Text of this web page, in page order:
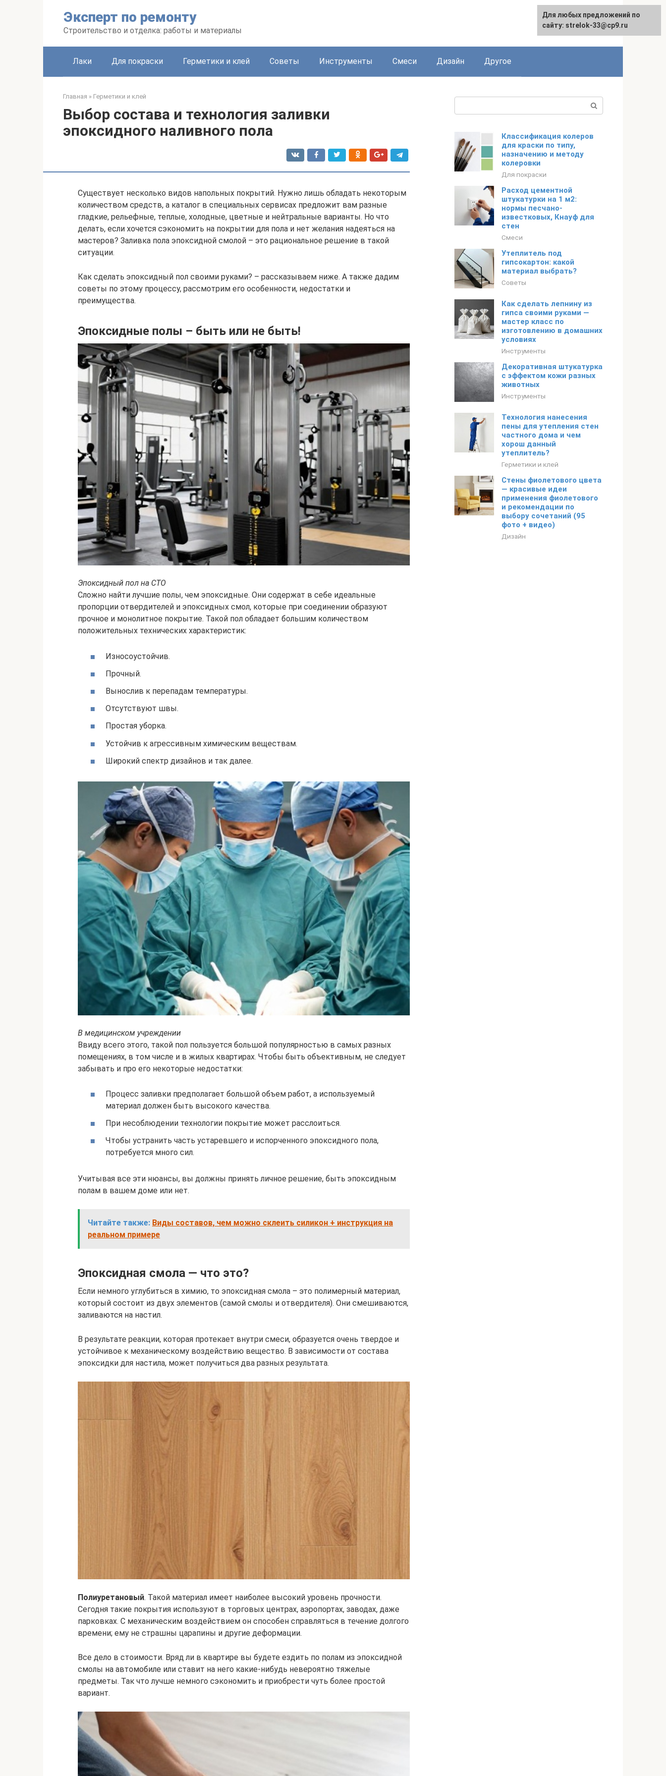
Эксперт по ремонту
Строительство и отделка: работы и материалы
Лаки Для покраски Герметики и клей Советы Инструменты Смеси Дизайн Другое
Главная » Герметики и клей
Выбор состава и технология заливки
эпоксидного наливного пола
Существует несколько видов напольных покрытий. Нужно лишь обладать некоторым
количеством средств, а каталог в специальных сервисах предложит вам разные
гладкие, рельефные, теплые, холодные, цветные и нейтральные варианты. Но что
делать, если хочется сэкономить на покрытии для пола и нет желания надеяться на
мастеров? Заливка пола эпоксидной смолой – это рациональное решение в такой
ситуации.
Как сделать эпоксидный пол своими руками? – рассказываем ниже. А также дадим
советы по этому процессу, рассмотрим его особенности, недостатки и
преимущества.
Эпоксидные полы – быть или не быть!
Эпоксидный пол на СТО
Сложно найти лучшие полы, чем эпоксидные. Они содержат в себе идеальные
пропорции отвердителей и эпоксидных смол, которые при соединении образуют
прочное и монолитное покрытие. Такой пол обладает большим количеством
положительных технических характеристик:
Износоустойчив.
Прочный.
Вынослив к перепадам температуры.
Отсутствуют швы.
Простая уборка.
Устойчив к агрессивным химическим веществам.
Широкий спектр дизайнов и так далее.
В медицинском учреждении
Ввиду всего этого, такой пол пользуется большой популярностью в самых разных
помещениях, в том числе и в жилых квартирах. Чтобы быть объективным, не следует
забывать и про его некоторые недостатки:
Процесс заливки предполагает большой объем работ, а используемый
материал должен быть высокого качества.
При несоблюдении технологии покрытие может расслоиться.
Чтобы устранить часть устаревшего и испорченного эпоксидного пола,
потребуется много сил.
Учитывая все эти нюансы, вы должны принять личное решение, быть эпоксидным
полам в вашем доме или нет.
Читайте также: Виды составов, чем можно склеить силикон + инструкция на
реальном примере
Эпоксидная смола — что это?
Если немного углубиться в химию, то эпоксидная смола – это полимерный материал,
который состоит из двух элементов (самой смолы и отвердителя). Они смешиваются,
заливаются на настил.
В результате реакции, которая протекает внутри смеси, образуется очень твердое и
устойчивое к механическому воздействию вещество. В зависимости от состава
эпоксидки для настила, может получиться два разных результата.
Полиуретановый. Такой материал имеет наиболее высокий уровень прочности.
Сегодня такие покрытия используют в торговых центрах, аэропортах, заводах, даже
парковках. С механическим воздействием он способен справляться в течение долгого
времени; ему не страшны царапины и другие деформации.
Все дело в стоимости. Вряд ли в квартире вы будете ездить по полам из эпоксидной
смолы на автомобиле или ставит на него какие-нибудь невероятно тяжелые
предметы. Так что лучше немного сэкономить и приобрести чуть более простой
вариант.
Классификация колеров
для краски по типу,
назначению и методу
колеровки
Для покраски
Расход цементной
штукатурки на 1 м2:
нормы песчано-
известковых, Кнауф для
стен
Смеси
Утеплитель под
гипсокартон: какой
материал выбрать?
Советы
Как сделать лепнину из
гипса своими руками —
мастер класс по
изготовлению в домашних
условиях
Инструменты
Декоративная штукатурка
с эффектом кожи разных
животных
Инструменты
Технология нанесения
пены для утепления стен
частного дома и чем
хорош данный
утеплитель?
Герметики и клей
Стены фиолетового цвета
— красивые идеи
применения фиолетового
и рекомендации по
выбору сочетаний (95
фото + видео)
Дизайн
Для любых предложений по
сайту: strelok-33@cp9.ru
Для любых предложений по
сайту: strelok-33@cp9.ru